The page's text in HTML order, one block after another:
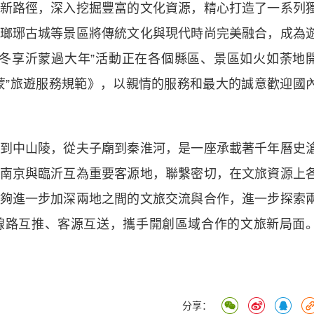
徑，深入挖掘豐富的文化資源，精心打造了一系列
琊古城等景區將傳統文化與現代時尚完美融合，成為
享沂蒙過大年”活動正在各個縣區、景區如火如荼地
旅遊服務規範》，以親情的服務和最大的誠意歡迎國
山陵，從夫子廟到秦淮河，是一座承載著千年曆史
京與臨沂互為重要客源地，聯繫密切，在文旅資源上
進一步加深兩地之間的文旅交流與合作，進一步探索
互推、客源互送，攜手開創區域合作的文旅新局面。
分享：